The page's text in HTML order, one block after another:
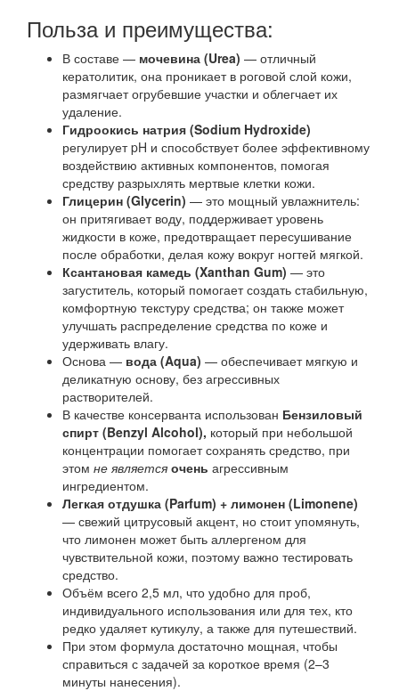
Польза и преимущества:
В составе — мочевина (Urea) — отличный
кератолитик, она проникает в роговой слой кожи,
размягчает огрубевшие участки и облегчает их
удаление.
Гидроокись натрия (Sodium Hydroxide)
регулирует pH и способствует более эффективному
воздействию активных компонентов, помогая
средству разрыхлять мертвые клетки кожи.
Глицерин (Glycerin) — это мощный увлажнитель:
он притягивает воду, поддерживает уровень
жидкости в коже, предотвращает пересушивание
после обработки, делая кожу вокруг ногтей мягкой.
Ксантановая камедь (Xanthan Gum) — это
загуститель, который помогает создать стабильную,
комфортную текстуру средства; он также может
улучшать распределение средства по коже и
удерживать влагу.
Основа — вода (Aqua) — обеспечивает мягкую и
деликатную основу, без агрессивных
растворителей.
В качестве консерванта использован Бензиловый
спирт (Benzyl Alcohol), который при небольшой
концентрации помогает сохранять средство, при
этом не является очень агрессивным
ингредиентом.
Легкая отдушка (Parfum) + лимонен (Limonene)
— свежий цитрусовый акцент, но стоит упомянуть,
что лимонен может быть аллергеном для
чувствительной кожи, поэтому важно тестировать
средство.
Объём всего 2,5 мл, что удобно для проб,
индивидуального использования или для тех, кто
редко удаляет кутикулу, а также для путешествий.
При этом формула достаточно мощная, чтобы
справиться с задачей за короткое время (2–3
минуты нанесения).